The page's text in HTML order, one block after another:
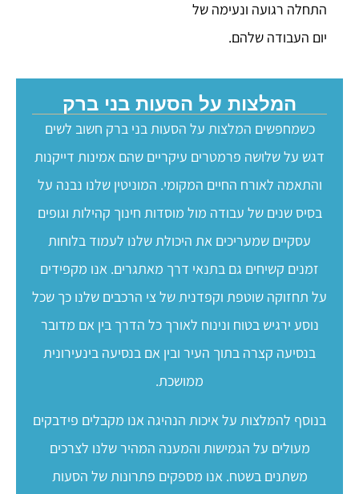
התחלה רגועה ונעימה של
יום העבודה שלהם.
המלצות על הסעות בני ברק
כשמחפשים המלצות על הסעות בני ברק חשוב לשים
דגש על שלושה פרמטרים עיקריים שהם אמינות דייקנות
והתאמה לאורח החיים המקומי. המוניטין שלנו נבנה על
בסיס שנים של עבודה מול מוסדות חינוך קהילות וגופים
עסקיים שמעריכים את היכולת שלנו לעמוד בלוחות
זמנים קשיחים גם בתנאי דרך מאתגרים. אנו מקפידים
על תחזוקה שוטפת וקפדנית של צי הרכבים שלנו כך שכל
נוסע ירגיש בטוח ונינוח לאורך כל הדרך בין אם מדובר
בנסיעה קצרה בתוך העיר ובין אם בנסיעה בינעירונית
ממושכת.
בנוסף להמלצות על איכות הנהיגה אנו מקבלים פידבקים
מעולים על הגמישות והמענה המהיר שלנו לצרכים
משתנים בשטח. אנו מספקים פתרונות של הסעות